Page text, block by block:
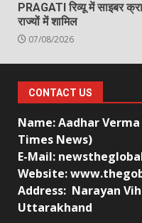
PRAGATI रिव्यू में साइबर
राज्यों में शामिल
07/08/2026
CONTACT US
Name: Aadhar
Times News)
E-Mail:
Website:
Address: Narayan
Uttarakhand